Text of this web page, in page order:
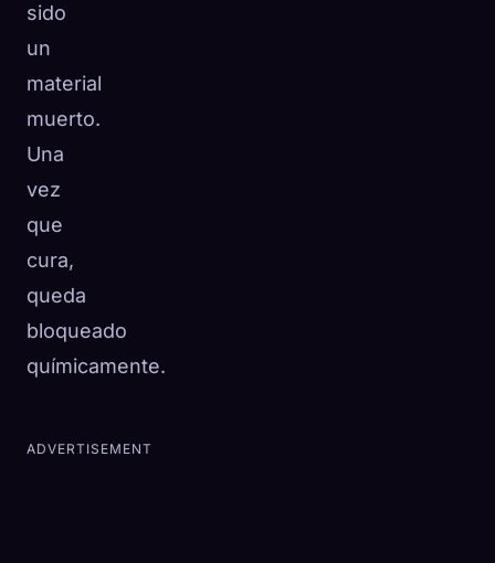
sido
un
material
muerto.
Una
vez
que
cura,
queda
bloqueado
químicamente.
ADVERTISEMENT